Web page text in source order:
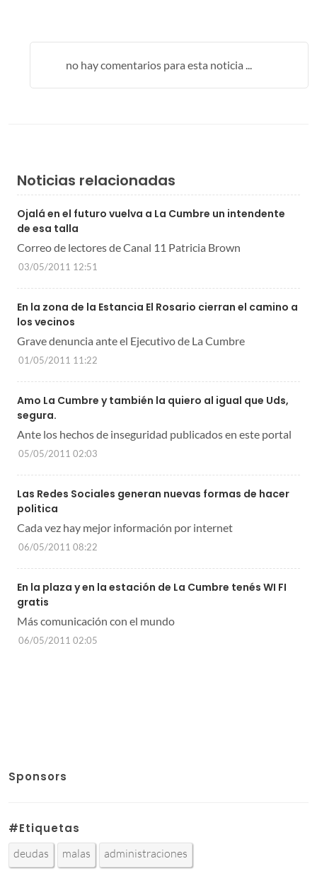
no hay comentarios para esta noticia ...
Noticias relacionadas
Ojalá en el futuro vuelva a La Cumbre un intendente
de esa talla
Correo de lectores de Canal 11 Patricia Brown
03/05/2011 12:51
En la zona de la Estancia El Rosario cierran el camino a
los vecinos
Grave denuncia ante el Ejecutivo de La Cumbre
01/05/2011 11:22
Amo La Cumbre y también la quiero al igual que Uds,
segura.
Ante los hechos de inseguridad publicados en este portal
05/05/2011 02:03
Las Redes Sociales generan nuevas formas de hacer
politica
Cada vez hay mejor información por internet
06/05/2011 08:22
En la plaza y en la estación de La Cumbre tenés WI FI
gratis
Más comunicación con el mundo
06/05/2011 02:05
Sponsors
#Etiquetas
deudas malas administraciones